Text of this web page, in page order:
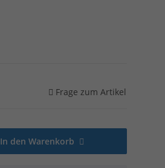
Frage zum Artikel
In den Warenkorb